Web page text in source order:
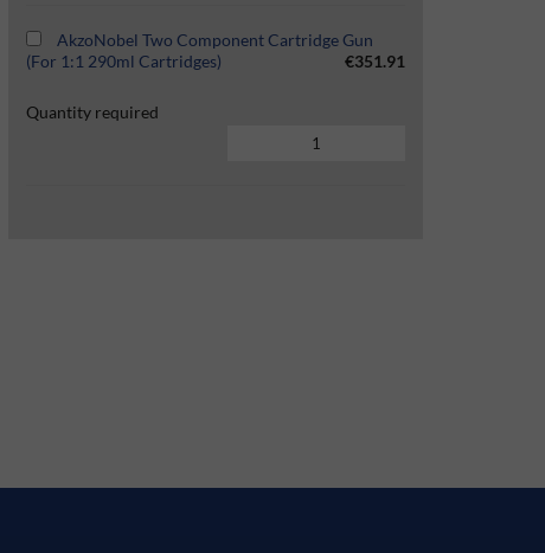
AkzoNobel Two Component Cartridge Gun
(For 1:1 290ml Cartridges)
€351.91
Quantity required